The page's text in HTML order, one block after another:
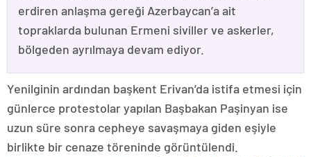
erdiren anlaşma gereği Azerbaycan’a ait
topraklarda bulunan Ermeni siviller ve askerler,
bölgeden ayrılmaya devam ediyor.
Yenilginin ardından başkent Erivan’da istifa etmesi için
günlerce protestolar yapılan Başbakan Paşinyan ise
uzun süre sonra cepheye savaşmaya giden eşiyle
birlikte bir cenaze töreninde görüntülendi.